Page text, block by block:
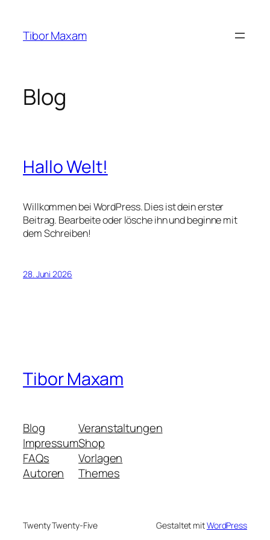
springen
Tibor Maxam
Blog
Hallo Welt!
Willkommen bei WordPress. Dies ist dein erster
Beitrag. Bearbeite oder lösche ihn und beginne mit
dem Schreiben!
28. Juni 2026
Tibor Maxam
Blog
Impressum
FAQs
Autoren
Veranstaltungen
Shop
Vorlagen
Themes
Twenty Twenty-Five Gestaltet mitWordPress